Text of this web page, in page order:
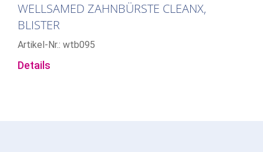
WELLSAMED ZAHNBÜRSTE CLEANX,
BLISTER
Artikel-Nr.: wtb095
Details